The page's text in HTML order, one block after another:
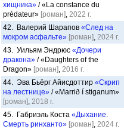
хищника» / «La constance du
prédateur» [роман], 2022 г.
42. Валерий Шарапов «След на
мокром асфальте» [роман], 2024 г.
43. Уильям Эндрюс «Дочери
дракона» / «Daughters of the
Dragon» [роман], 2016 г.
44. Эва Бьёрг Айисдоттир «Скрип
на лестнице» / «Marrið í stiganum»
[роман], 2018 г.
45. Габриэль Коста «Дыхание.
Смерть ринханто» [роман], 2024 г.